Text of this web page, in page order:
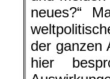
neues?“
der ganzen
hier